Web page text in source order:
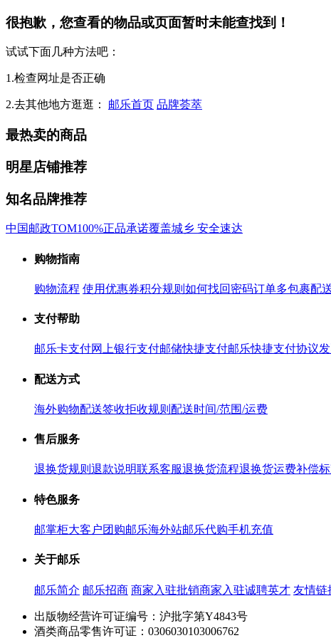
很抱歉，您查看的物品或页面暂时未能查找到！
试试下面几种方法吧：
1.检查网址是否正确
2.去其他地方逛逛： 邮乐首页 品牌荟萃
最热卖的商品
明星店铺推荐
知名品牌推荐
中国邮政TOM100%正品承诺覆盖城乡 安全速达
购物指南
购物流程 使用优惠券积分规则 如何找回密码订单多包裹配
支付帮助
邮乐卡支付网上银行支付邮储快捷支付邮乐快捷支付协议
配送方式
海外购物配送签收拒收规则 配送时间/范围/运费
售后服务
退换货规则 退款说明联系客服退换货流程退换货运费补偿
特色服务
邮掌柜大客户团购邮乐海外站邮乐代购手机充值
关于邮乐
邮乐简介 邮乐招商 商家入驻批销商家入驻诚聘英才 友情链
出版物经营许可证编号：沪批字第Y4843号
酒类商品零售许可证：0306030103006762